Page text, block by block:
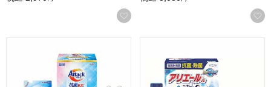
お気に入りに登録する